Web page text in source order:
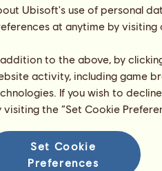
Ubisoft's use of personal
at anytime by
addition to the above, by
activity, including game
If you wish to
visiting the “Set Cookie
Set Cookie
Preferences